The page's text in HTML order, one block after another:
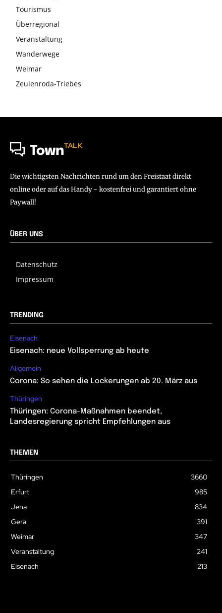
Tourismus
Überregional
Veranstaltung
Wanderwege
Weimar
Zeulenroda-Triebes
TownTALK
Die wichtigsten Nachrichten rund um den Freistaat direkt
online oder auf das Handy - kostenfrei und garantiert ohne
Paywall!
ÜBER UNS
Datenschutz
Impressum
TRENDING
Eisenach
Eisenach: neue Vollsperrung ab heute
Allgemein
Corona: So sehen die Lockerungen ab 20. März aus
Thüringen
Thüringen: Corona-Maßnahmen beendet,
Landesregierung spricht Empfehlungen aus
THEMEN
Thüringen
3660
Erfurt
985
Jena
834
Gera
391
Weimar
347
Veranstaltung
241
Eisenach
213